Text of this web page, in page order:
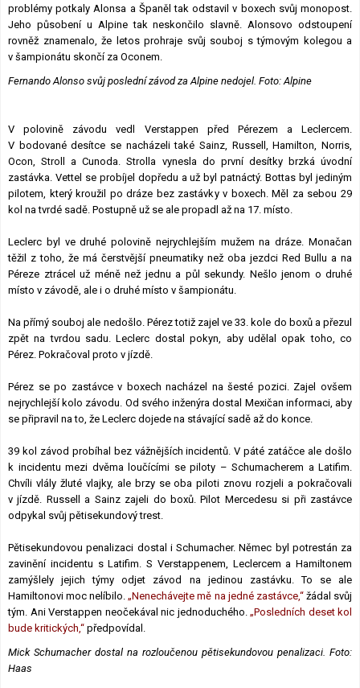
problémy potkaly Alonsa a Španěl tak odstavil v boxech svůj monopost.
Jeho působení u Alpine tak neskončilo slavně. Alonsovo odstoupení
rovněž znamenalo, že letos prohraje svůj souboj s týmovým kolegou a
v šampionátu skončí za Oconem.
Fernando Alonso svůj poslední závod za Alpine nedojel. Foto: Alpine
V polovině závodu vedl Verstappen před Pérezem a Leclercem.
V bodované desítce se nacházeli také Sainz, Russell, Hamilton, Norris,
Ocon, Stroll a Cunoda. Strolla vynesla do první desítky brzká úvodní
zastávka. Vettel se probíjel dopředu a už byl patnáctý. Bottas byl jediným
pilotem, který kroužil po dráze bez zastávky v boxech. Měl za sebou 29
kol na tvrdé sadě. Postupně už se ale propadl až na 17. místo.
Leclerc byl ve druhé polovině nejrychlejším mužem na dráze. Monačan
těžil z toho, že má čerstvější pneumatiky než oba jezdci Red Bullu a na
Péreze ztrácel už méně než jednu a půl sekundy. Nešlo jenom o druhé
místo v závodě, ale i o druhé místo v šampionátu.
Na přímý souboj ale nedošlo. Pérez totiž zajel ve 33. kole do boxů a přezul
zpět na tvrdou sadu. Leclerc dostal pokyn, aby udělal opak toho, co
Pérez. Pokračoval proto v jízdě.
Pérez se po zastávce v boxech nacházel na šesté pozici. Zajel ovšem
nejrychlejší kolo závodu. Od svého inženýra dostal Mexičan informaci, aby
se připravil na to, že Leclerc dojede na stávající sadě až do konce.
39 kol závod probíhal bez vážnějších incidentů. V páté zatáčce ale došlo
k incidentu mezi dvěma loučícími se piloty – Schumacherem a Latifim.
Chvíli vlály žluté vlajky, ale brzy se oba piloti znovu rozjeli a pokračovali
v jízdě. Russell a Sainz zajeli do boxů. Pilot Mercedesu si při zastávce
odpykal svůj pětisekundový trest.
Pětisekundovou penalizaci dostal i Schumacher. Němec byl potrestán za
zavinění incidentu s Latifim. S Verstappenem, Leclercem a Hamiltonem
zamýšlely jejich týmy odjet závod na jedinou zastávku. To se ale
Hamiltonovi moc nelíbilo.„Nenechávejte mě na jedné zastávce,“žádal svůj
tým. Ani Verstappen neočekával nic jednoduchého. „Posledních deset kol
bude kritických,“ předpovídal.
Mick Schumacher dostal na rozloučenou pětisekundovou penalizaci. Foto:
Haas